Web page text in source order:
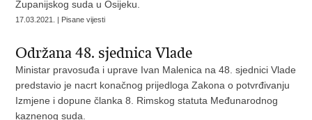
Županijskog suda u Osijeku.
17.03.2021. | Pisane vijesti
Održana 48. sjednica Vlade
Ministar pravosuđa i uprave Ivan Malenica na 48. sjednici Vlade
predstavio je nacrt konačnog prijedloga Zakona o potvrđivanju
Izmjene i dopune članka 8. Rimskog statuta Međunarodnog
kaznenog suda.